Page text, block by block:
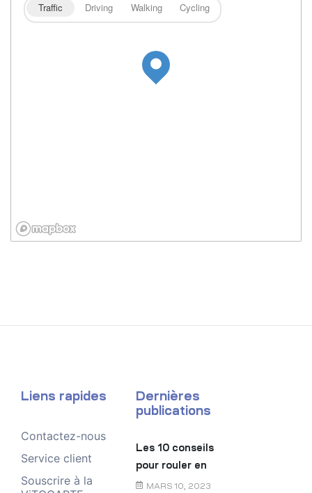
Traffic Driving Walking Cycling
Liens rapides
Contactez-nous
Service client
Souscrire à la
Dernières
publications
Les 10 conseils
pour rouler en
toute sécurité
MARS 10, 2023